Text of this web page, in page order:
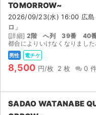
イベント
スポーツ
演劇・ミュージカル
TOMORROW~
2026/09/23(水) 16:00 広島
ロ」
[詳細] 2階 へ列 39番 40
都合によりいけなくなりました為出品いたします。 どなたかに行っていただきたいの
男性 電チケ
8,500 円/枚 2 枚 0
SADAO WATANABE